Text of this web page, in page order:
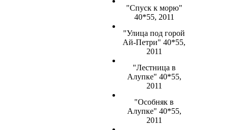
"Спуск к морю"
40*55, 2011
"Улица под горой
Ай-Петри" 40*55,
2011
"Лестница в
Алупке" 40*55,
2011
"Особняк в
Алупке" 40*55,
2011